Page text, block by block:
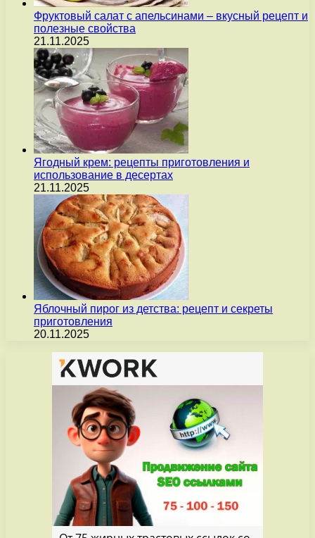
Фруктовый салат с апельсинами – вкусный рецепт и
полезные свойства
21.11.2025
Ягодный крем: рецепты приготовления и
использование в десертах
21.11.2025
Яблочный пирог из детства: рецепт и секреты
приготовления
20.11.2025